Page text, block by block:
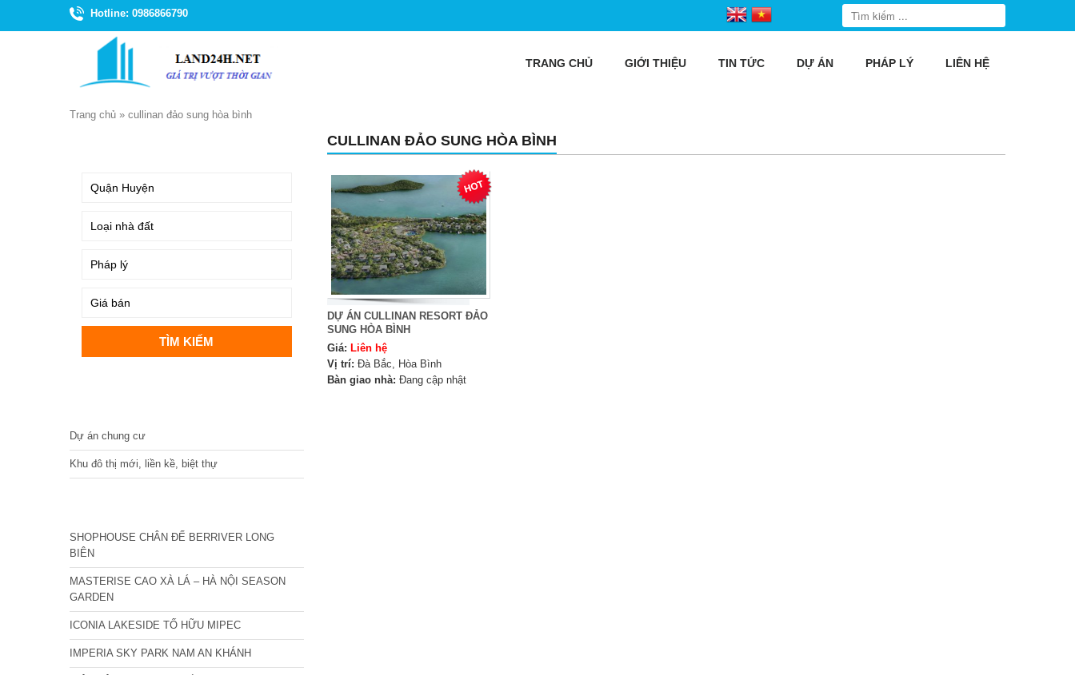
Hotline: 0986866790
TRANG CHỦ GIỚI THIỆU TIN TỨC DỰ ÁN PHÁP LÝ LIÊN HỆ
Trang chủ » cullinan đảo sung hòa bình
CULLINAN ĐẢO SUNG HÒA BÌNH
DỰ ÁN CULLINAN RESORT ĐẢO
SUNG HÒA BÌNH
Giá: Liên hệ
Vị trí: Đà Bắc, Hòa Bình
Bàn giao nhà: Đang cập nhật
Dự án chung cư
Khu đô thị mới, liền kề, biệt thự
SHOPHOUSE CHÂN ĐẾ BERRIVER LONG
BIÊN
MASTERISE CAO XÀ LÁ – HÀ NỘI SEASON
GARDEN
ICONIA LAKESIDE TỐ HỮU MIPEC
IMPERIA SKY PARK NAM AN KHÁNH